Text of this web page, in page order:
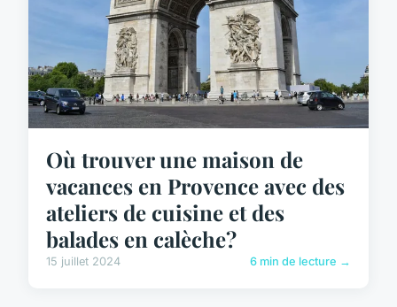
Où trouver une maison de
vacances en Provence avec des
ateliers de cuisine et des
balades en calèche?
15 juillet 2024 6 min de lecture →